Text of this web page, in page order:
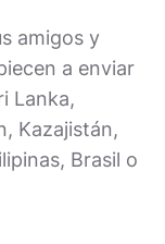
amigos y
a enviar
Lanka,
Kazajistán,
Brasil o